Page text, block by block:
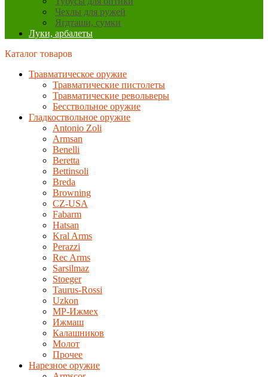
Чехлы для ружей
Ягдташи, сумки
Луки, арбалеты
Каталог товаров
Травматическое оружие
Травматические пистолеты
Травматические револьверы
Бесствольное оружие
Гладкоствольное оружие
Antonio Zoli
Armsan
Benelli
Beretta
Bettinsoli
Breda
Browning
CZ-USA
Fabarm
Hatsan
Kral Arms
Perazzi
Rec Arms
Sarsilmaz
Stoeger
Taurus-Rossi
Uzkon
MP-Ижмех
Ижмаш
Калашников
Молот
Прочее
Нарезное оружие